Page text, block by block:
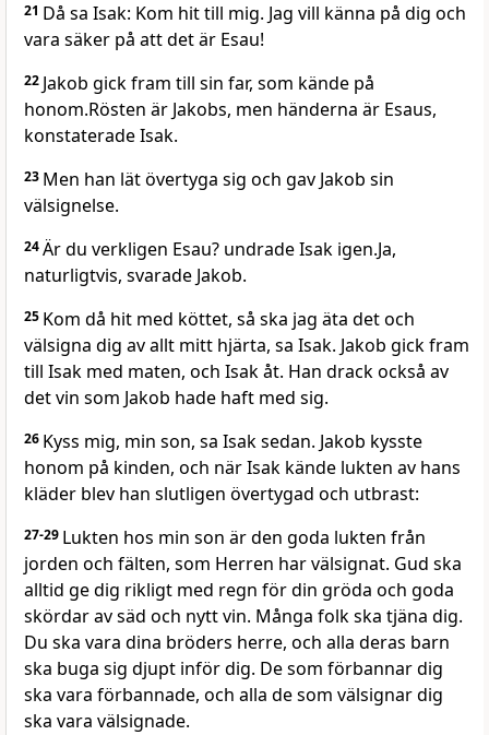
21 Då sa Isak: Kom hit till mig. Jag vill känna på dig och
vara säker på att det är Esau!
22 Jakob gick fram till sin far, som kände på
honom.Rösten är Jakobs, men händerna är Esaus,
konstaterade Isak.
23 Men han lät övertyga sig och gav Jakob sin
välsignelse.
24Är du verkligen Esau? undrade Isak igen.Ja,
naturligtvis, svarade Jakob.
25 Kom då hit med köttet, så ska jag äta det och
välsigna dig av allt mitt hjärta, sa Isak. Jakob gick fram
till Isak med maten, och Isak åt. Han drack också av
det vin som Jakob hade haft med sig.
26 Kyss mig, min son, sa Isak sedan. Jakob kysste
honom på kinden, och när Isak kände lukten av hans
kläder blev han slutligen övertygad och utbrast:
27-29 Lukten hos min son är den goda lukten från
jorden och fälten, som Herren har välsignat. Gud ska
alltid ge dig rikligt med regn för din gröda och goda
skördar av säd och nytt vin. Många folk ska tjäna dig.
Du ska vara dina bröders herre, och alla deras barn
ska buga sig djupt inför dig. De som förbannar dig
ska vara förbannade, och alla de som välsignar dig
ska vara välsignade.